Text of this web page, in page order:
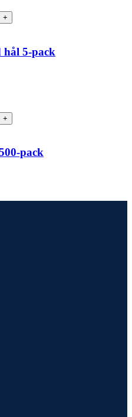
5-pack
pack